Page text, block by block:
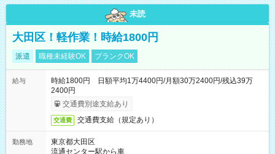
未読
大田区！軽作業！時給1800円
派遣 職種未経験OK ブランクOK
給与
時給1800円 日額平均1万4400円/月額30万2400円/残込39万
2400円
交通費別途支給あり
交通費 交通費支給（規定あり）
勤務地
東京都大田区
流通センター駅から車